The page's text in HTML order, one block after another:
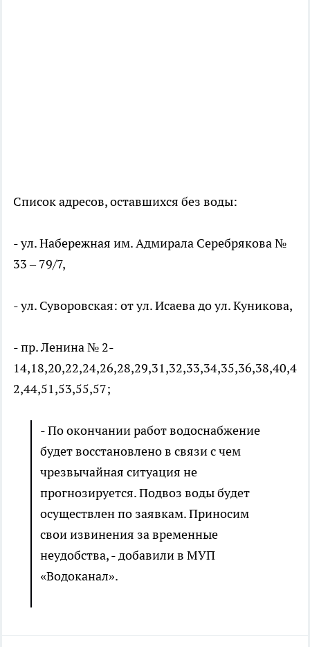
Список адресов, оставшихся без воды:
- ул. Набережная им. Адмирала Серебрякова №
33 – 79/7,
- ул. Суворовская: от ул. Исаева до ул. Куникова,
- пр. Ленина № 2-
14,18,20,22,24,26,28,29,31,32,33,34,35,36,38,40,4
2,44,51,53,55,57;
- По окончании работ водоснабжение
будет восстановлено в связи с чем
чрезвычайная ситуация не
прогнозируется. Подвоз воды будет
осуществлен по заявкам. Приносим
свои извинения за временные
неудобства, - добавили в МУП
«Водоканал».